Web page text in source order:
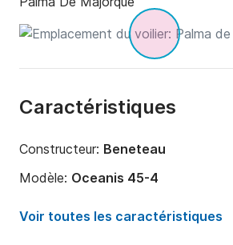
Caractéristiques
Constructeur: Beneteau
Modèle: Oceanis 45-4
Année:
Voir toutes les caractéristiques